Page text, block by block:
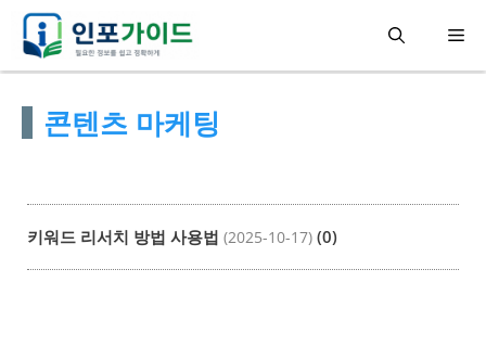
메
콘텐츠 마케팅
키워드 리서치 방법 사용법 (2025-10-17) (0)